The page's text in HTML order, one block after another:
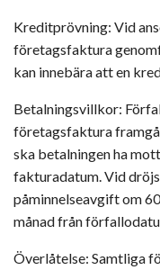
Kreditprövning: Vid
företagsfaktura
kan innebära att en
Betalningsvillkor:
företagsfaktura
ska betalningen ha
fakturadatum. Vid
påminnelseavgift om
månad från
Överlåtelse: Samtliga